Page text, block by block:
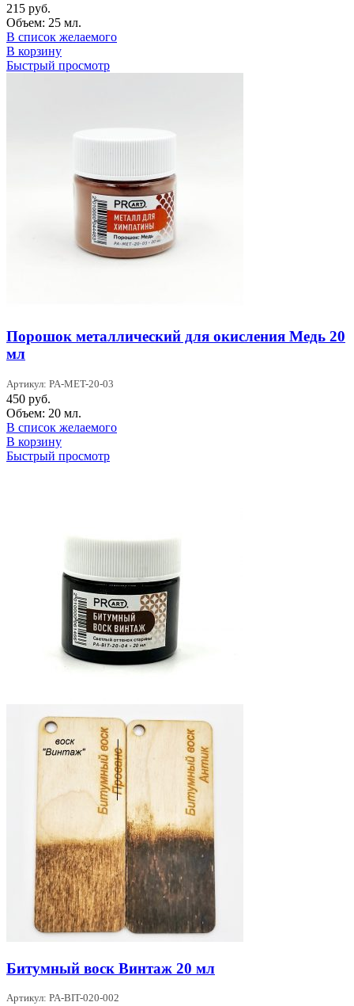
215 руб.
Объем: 25 мл.
В список желаемого
В корзину
Быстрый просмотр
Порошок металлический для окисления Медь 20
мл
Артикул: PA-MET-20-03
450 руб.
Объем: 20 мл.
В список желаемого
В корзину
Быстрый просмотр
Битумный воск Винтаж 20 мл
Артикул: PA-BIT-020-002